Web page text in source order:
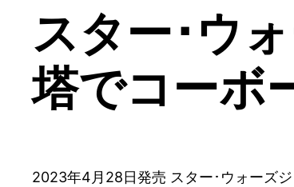
スター･ウ
塔でコーボ
2023年4月28日発売 スター･ウォーズ